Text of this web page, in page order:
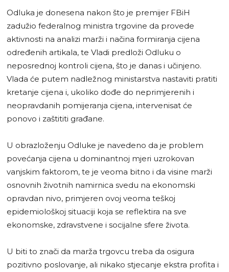
Odluka je donesena nakon što je premijer FBiH
zadužio federalnog ministra trgovine da provede
aktivnosti na analizi marži i načina formiranja cijena
određenih artikala, te Vladi predloži Odluku o
neposrednoj kontroli cijena, što je danas i učinjeno.
Vlada će putem nadležnog ministarstva nastaviti pratiti
kretanje cijena i, ukoliko dođe do neprimjerenih i
neopravdanih pomijeranja cijena, intervenisat će
ponovo i zaštititi građane.
U obrazloženju Odluke je navedeno da je problem
povećanja cijena u dominantnoj mjeri uzrokovan
vanjskim faktorom, te je veoma bitno i da visine marži
osnovnih životnih namirnica svedu na ekonomski
opravdan nivo, primjeren ovoj veoma teškoj
epidemiološkoj situaciji koja se reflektira na sve
ekonomske, zdravstvene i socijalne sfere života.
U biti to znači da marža trgovcu treba da osigura
pozitivno poslovanje, ali nikako stjecanje ekstra profita i